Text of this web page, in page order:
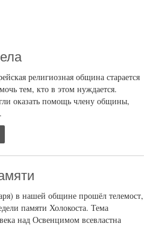
религиозная община старается
тем, кто в этом нуждается.
оказать помощь члену общины,
в нашей общине прошёл телемост,
памяти Холокоста. Тема
над Освенцимом всевластна